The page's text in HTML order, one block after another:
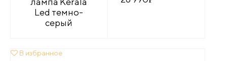
Led темно-
серый
В избранное